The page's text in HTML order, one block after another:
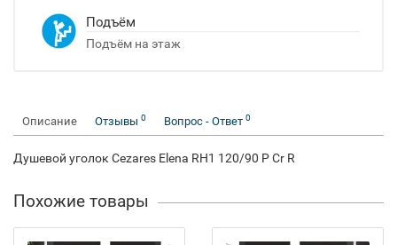
Подъём
Подъём на этаж
Описание Отзывы 0 Вопрос - Ответ 0
Душевой уголок Cezares Elena RH1 120/90 P Cr R
Похожие товары